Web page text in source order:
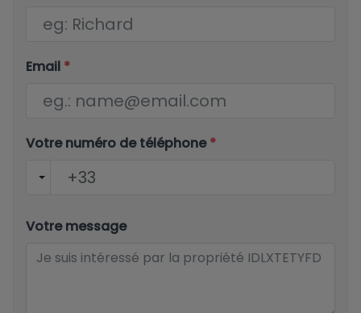
Email *
Votre numéro de téléphone*
Votre message